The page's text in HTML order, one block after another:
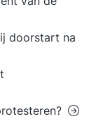
doorstart na